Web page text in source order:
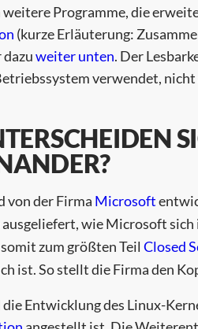
weitere Programme, die
(kurze Erläuterung:
weiter unten. Der
verwendet,
von der Firma Microsoft
ausgeliefert, wie Microsoft
zum größten Teil Closed
ist. So stellt die Firma den
die Entwicklung des Linux-